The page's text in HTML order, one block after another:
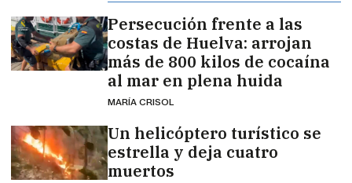
Persecución frente a las
costas de Huelva: arrojan
más de 800 kilos de cocaína
al mar en plena huida
MARÍA CRISOL
Un helicóptero turístico se
estrella y deja cuatro
muertos